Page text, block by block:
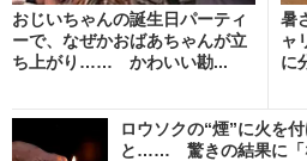
おじいちゃんの誕生日パーティ
ーで、なぜかおばあちゃんが立
ち上がり…… かわいい勘...
暑
ャ
に
ロウソクの“煙”に火を
と…… 驚きの結果に「